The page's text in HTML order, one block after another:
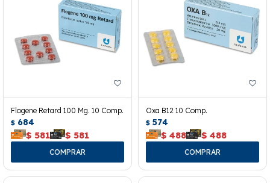
Flogene Retard 100 Mg. 10 Comp.
$ 684
$ 581 $ 581
Oxa B12 10 Comp.
$ 574
$ 488 $ 488